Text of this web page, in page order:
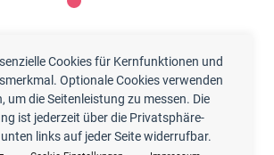
Cookies für Kernfunktionen und
Optionale Cookies verwenden
um die Seitenleistung zu messen. Die
ist jederzeit über die Privatsphäre-
links auf jeder Seite widerrufbar.
// Cookies